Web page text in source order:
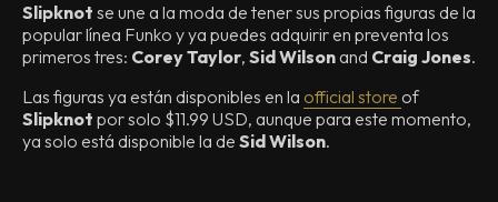
Slipknot se une a la moda de tener sus propias figuras de la
popular línea Funko y ya puedes adquirir en preventa los
primeros tres: Corey Taylor, Sid Wilson and Craig Jones.
Las figuras ya están disponibles en la official store of
Slipknot por solo $11.99 USD, aunque para este momento,
ya solo está disponible la de Sid Wilson.